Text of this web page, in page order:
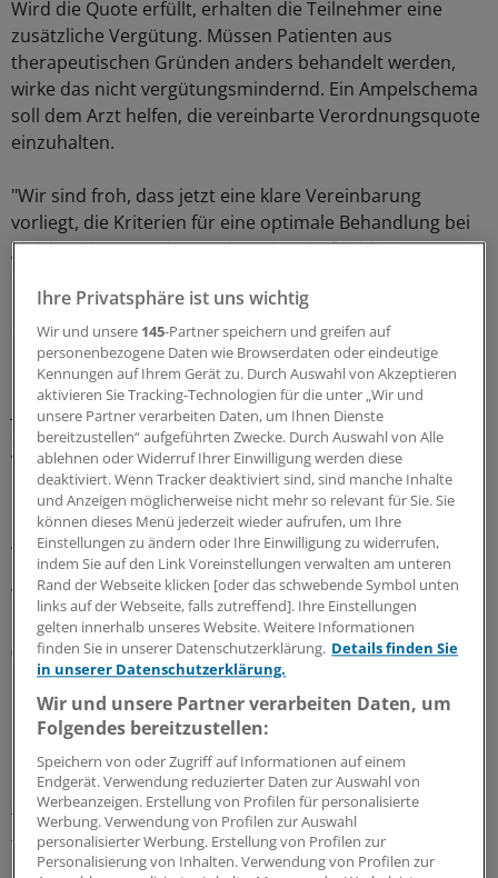
Wird die Quote erfüllt, erhalten die Teilnehmer eine
zusätzliche Vergütung. Müssen Patienten aus
therapeutischen Gründen anders behandelt werden,
wirke das nicht vergütungsmindernd. Ein Ampelschema
soll dem Arzt helfen, die vereinbarte Verordnungsquote
einzuhalten.
"Wir sind froh, dass jetzt eine klare Vereinbarung
vorliegt, die Kriterien für eine optimale Behandlung bei
gleichzeitiger Beachtung der Wirtschaftlichkeit
Berücksichtigung individueller Besonderheiten
ermöglicht", sagt Tappe.
Die teilnehmenden Gastroenterologen erhalten für
jeden Patienten eine zusätzliche Vergütung für die
engmaschige, leitliniengerechte Behandlung und die
Verlaufskontrolle.
Nach Angaben der Techniker Krankenkasse kann der
Arzt eine zusätzliche Vergütung von 15 Euro pro Patient
und Quartal erhalten, wenn die Gesamtheit der am
Vertrag teilnehmenden Ärzte die Ampelquote einhält.
Gleiches gelte für das Erreichen der Biosimilarquote.
(chb)
0
Schlagworte:
Selektivverträge Krankenkassen Berufspolitik
Biotechnologie Gastroenterologie
Ihre Privatsphäre ist uns wichtig
Wir und unsere 145-Partner speichern und greifen auf
personenbezogene Daten wie Browserdaten oder eindeutige
Kennungen auf Ihrem Gerät zu. Durch Auswahl von Akzeptieren
aktivieren Sie Tracking-Technologien für die unter „Wir und
unsere Partner verarbeiten Daten, um Ihnen Dienste
bereitzustellen“ aufgeführten Zwecke. Durch Auswahl von Alle
ablehnen oder Widerruf Ihrer Einwilligung werden diese
deaktiviert. Wenn Tracker deaktiviert sind, sind manche Inhalte
und Anzeigen möglicherweise nicht mehr so relevant für Sie. Sie
können dieses Menü jederzeit wieder aufrufen, um Ihre
Einstellungen zu ändern oder Ihre Einwilligung zu widerrufen,
indem Sie auf den Link Voreinstellungen verwalten am unteren
Rand der Webseite klicken [oder das schwebende Symbol unten
links auf der Webseite, falls zutreffend]. Ihre Einstellungen
gelten innerhalb unseres Website. Weitere Informationen
finden Sie in unserer Datenschutzerklärung. Details finden Sie
in unserer Datenschutzerklärung.
Wir und unsere Partner verarbeiten Daten, um
Folgendes bereitzustellen:
Speichern von oder Zugriff auf Informationen auf einem
Endgerät. Verwendung reduzierter Daten zur Auswahl von
Werbeanzeigen. Erstellung von Profilen für personalisierte
Werbung. Verwendung von Profilen zur Auswahl
personalisierter Werbung. Erstellung von Profilen zur
Personalisierung von Inhalten. Verwendung von Profilen zur